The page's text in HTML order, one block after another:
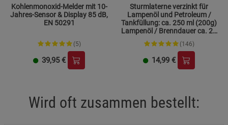
Kohlenmonoxid-Melder mit 10-
Jahres-Sensor & Display 85 dB,
EN 50291
(5)
39,95 €
Sturmlaterne verzinkt für
Lampenöl und Petroleum /
Tankfüllung: ca. 250 ml (200g)
Lampenöl / Brenndauer ca. 20
Stunden
(146)
14,99 €
Wird oft zusammen bestellt:
Marketing Cookies (3) Marketing Cookies
Beschreibung Marketing Cookies
Cookie-Informationen anzeigen